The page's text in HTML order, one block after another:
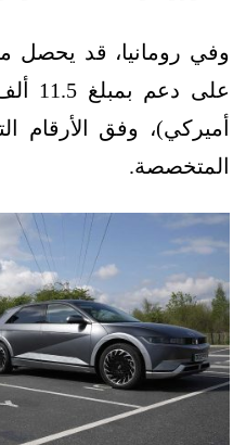
وفي رومانيا، قد يحصل
أميركي)، وفق الأرقام
المتخصصة.